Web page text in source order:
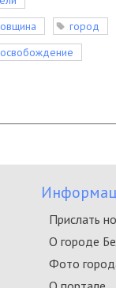
город
освобождение
Прислать
О городе
Фото